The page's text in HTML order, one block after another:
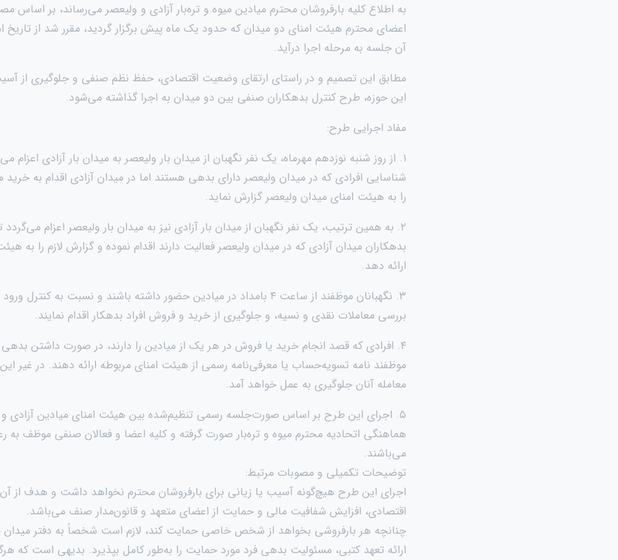
به اطلاع کلیه بارفروشان محترم میادین میوه و تره‌بار آزادی و ولیعصر می‌رساند، بر
اعضای محترم هیئت امنای دو میدان که حدود یک ماه پیش برگزار گردید، مقرر شد از تاریخ
آن جلسه به مرحله اجرا درآید.
مطابق این تصمیم و در راستای ارتقای وضعیت اقتصادی، حفظ نظم صنفی و جلوگیری از
این حوزه، طرح کنترل بدهکاران صنفی بین دو میدان به اجرا گذاشته می‌شود.
مفاد اجرایی طرح:
۱. از روز شنبه نوزدهم مهرماه، یک نفر نگهبان از میدان بار ولیعصر به میدان بار آزادی
شناسایی افرادی که در میدان ولیعصر دارای بدهی هستند اما در میدان آزادی اقدام به خرید
را به هیئت امنای میدان ولیعصر گزارش نماید.
۲. به همین ترتیب، یک نفر نگهبان از میدان بار آزادی نیز به میدان بار ولیعصر اعزام
بدهکاران میدان آزادی که در میدان ولیعصر فعالیت دارند اقدام نموده و گزارش لازم را به
ارائه دهد.
۳. نگهبانان موظفند از ساعت ۴ بامداد در میادین حضور داشته باشند و نسبت به
بررسی معاملات نقدی و نسیه، و جلوگیری از خرید و فروش افراد بدهکار اقدام نمایند.
۴. افرادی که قصد انجام خرید یا فروش در هر یک از میادین را دارند، در صورت داشتن بدهی
موظفند نامه تسویه‌حساب یا معرفی‌نامه رسمی از هیئت امنای مربوطه ارائه دهند. در غیر
معامله آنان جلوگیری به عمل خواهد آمد.
۵. اجرای این طرح بر اساس صورت‌جلسه رسمی تنظیم‌شده بین هیئت امنای میادین آزادی و
هماهنگی اتحادیه محترم میوه و تره‌بار صورت گرفته و کلیه اعضا و فعالان صنفی موظف به
می‌باشند.
توضیحات تکمیلی و مصوبات مرتبط:
اجرای این طرح هیچ‌گونه آسیب یا زیانی برای بارفروشان محترم نخواهد داشت و هدف از
اقتصادی، افزایش شفافیت مالی و حمایت از اعضای متعهد و قانون‌مدار صنف می‌باشد.
چنانچه هر بارفروشی بخواهد از شخص خاصی حمایت کند، لازم است شخصاً به دفتر
ارائه تعهد کتبی، مسئولیت بدهی فرد مورد حمایت را به‌طور کامل بپذیرد. بدیهی است که